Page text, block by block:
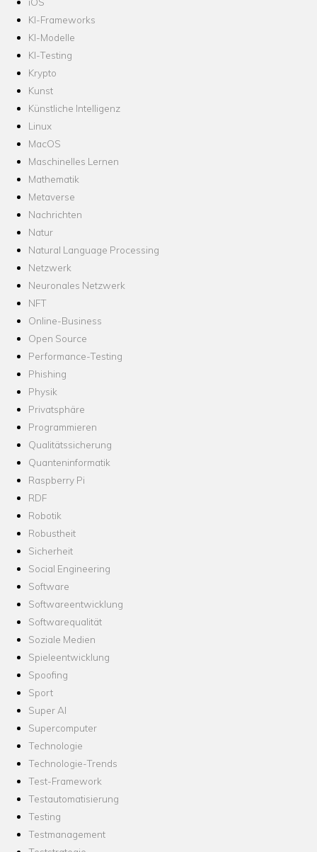
KI-Frameworks
KI-Modelle
KI-Testing
Krypto
Kunst
Künstliche Intelligenz
Linux
MacOS
Maschinelles Lernen
Mathematik
Metaverse
Nachrichten
Natur
Natural Language Processing
Netzwerk
Neuronales Netzwerk
NFT
Online-Business
Open Source
Performance-Testing
Phishing
Physik
Privatsphäre
Programmieren
Qualitätssicherung
Quanteninformatik
Raspberry Pi
RDF
Robotik
Robustheit
Sicherheit
Social Engineering
Software
Softwareentwicklung
Softwarequalität
Soziale Medien
Spieleentwicklung
Spoofing
Sport
Super AI
Supercomputer
Technologie
Technologie-Trends
Test-Framework
Testautomatisierung
Testing
Testmanagement